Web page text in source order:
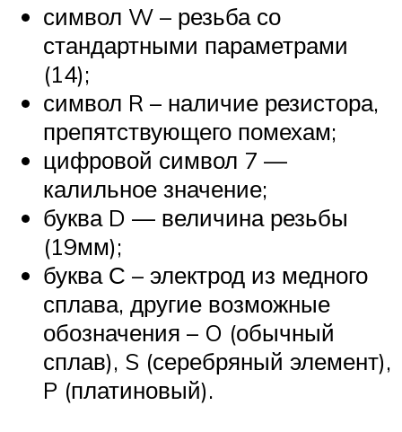
символ W – резьба со
стандартными параметрами
(14);
символ R – наличие резистора,
препятствующего помехам;
цифровой символ 7 —
калильное значение;
буква D — величина резьбы
(19мм);
буква С – электрод из медного
сплава, другие возможные
обозначения – O (обычный
сплав), S (серебряный элемент),
P (платиновый).